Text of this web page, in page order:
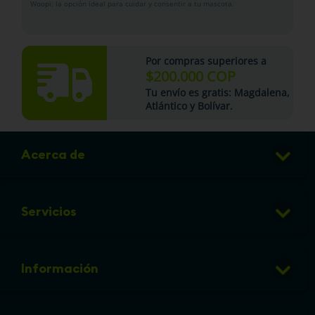
Woopi: la opción ideal para cuidar y consentir a tu mascota.
Por compras superiores a
$200.000 COP
Tu envío es gratis: Magdalena,
Atlántico y Bolívar.
Acerca de
Club de Puntos
Preguntas frecuentes
Servicios
Veterinaria
Información